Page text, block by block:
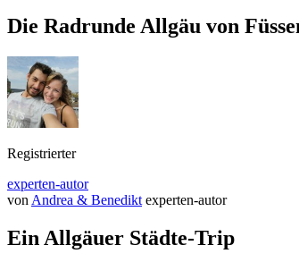
Die Radrunde Allgäu von
Registrierter
experten-autor
von Andrea & Benedikt experten-autor
Ein Allgäuer Städte-Trip